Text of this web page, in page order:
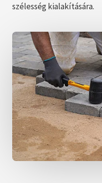
szélesség kialakítására.